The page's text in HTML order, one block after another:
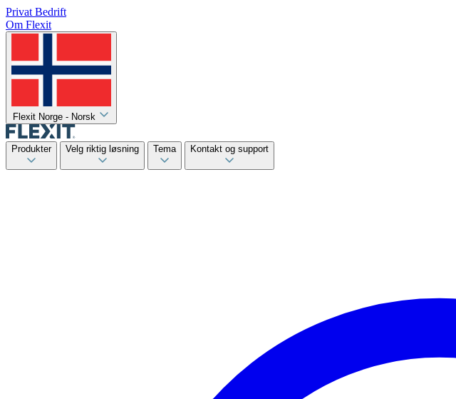
Privat Bedrift
Om Flexit
Flexit Norge - Norsk
Produkter Velg riktig løsning Tema Kontakt og support